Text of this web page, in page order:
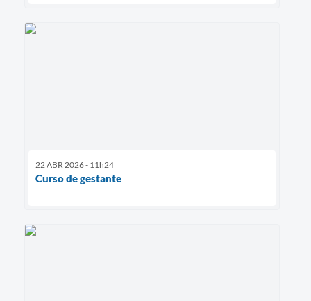
22 ABR 2026 - 11h24
Curso de gestante